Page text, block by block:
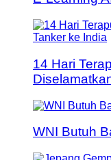
14 Hari
WNI Butuh